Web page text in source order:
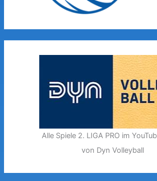
Alle Spiele 2. LIGA PRO im
von Dyn Volleyball